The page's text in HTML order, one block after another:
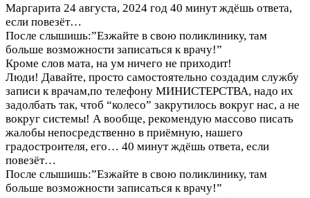
Маргарита 24 августа, 2024 год 40 минут ждёшь ответа,
если повезёт…
После слышишь:”Езжайте в свою поликлинику, там
больше возможности записаться к врачу!”
Кроме слов мата, на ум ничего не приходит!
Люди! Давайте, просто самостоятельно создадим службу
записи к врачам,по телефону МИНИСТЕРСТВА, надо их
задолбать так, чтоб “колесо” закрутилось вокруг нас, а не
вокруг системы! А вообще, рекомендую массово писать
жалобы непосредственно в приёмную, нашего
градостроителя, его… 40 минут ждёшь ответа, если
повезёт…
После слышишь:”Езжайте в свою поликлинику, там
больше возможности записаться к врачу!”